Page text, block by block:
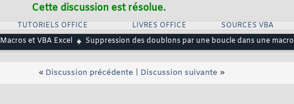
Cette discussion est résolue.
TUTORIELS OFFICE LIVRES OFFICE SOURCES VBA
Macros et VBA Excel Suppression des doublons par une boucle dans une macro
« Discussion précédente Discussion suivante »